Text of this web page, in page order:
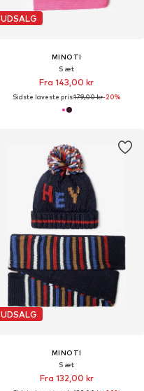
UDSALG
MINOTI
Sæt
Fra 143,00 kr
Sidste laveste pris:179,00 kr-20%
UDSALG
MINOTI
Sæt
Fra 132,00 kr